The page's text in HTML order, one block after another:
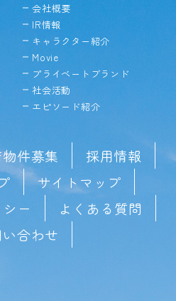
会社概要
IR情報
キャラクター紹介
Movie
プライベートブランド
社会活動
エピソード紹介
件募集
採用情報
サイトマップ
ー
よくある質問
い合わせ